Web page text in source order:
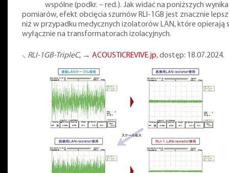
wspólne (podkr. – red.). Jak widać na poniższych
pomiarów, efekt obcięcia szumów RLI-1GB jest znacznie
niż w przypadku medycznych izolatorów LAN, które opierają
wyłącznie na transformatorach izolacyjnych.
⸜ RLI-1GB-TripleC, → ACOUSTICREVIVE.jp, dostęp: 18.07.2024.